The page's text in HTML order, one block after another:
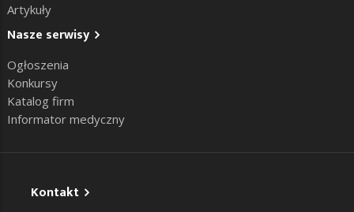
Artykuły
Nasze serwisy
Ogłoszenia
Konkursy
Katalog firm
Informator medyczny
Kontakt